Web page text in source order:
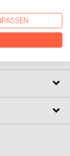
values.